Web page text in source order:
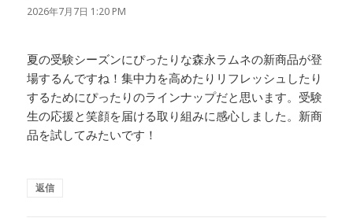
り:
2026年7月7日 1:20 PM
夏の受験シーズンにぴったりな森永ラムネの新商品が登
場するんですね！集中力を高めたりリフレッシュしたり
するためにぴったりのラインナップだと思います。受験
生の応援と笑顔を届ける取り組みに感心しました。新商
品を試してみたいです！
返信